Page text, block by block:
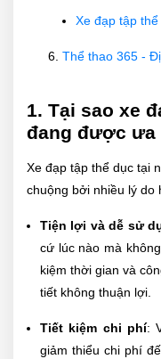
Xe đạp tập thể
Thể thao 365 -
1. Tại sao xe
đang được ưa
Xe đạp tập thể dục tại
chuộng bởi nhiều lý do
Tiện lợi và dễ sử
cứ lúc nào mà
kiệm thời gian và
tiết không thuận lợi.
Tiết kiệm chi phí:
giảm thiểu chi phí